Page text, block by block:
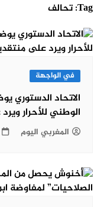
Tag: تحالف
في الواجهة
الاتحاد الدستوري
الوطني للأحرار
المغربي اليوم